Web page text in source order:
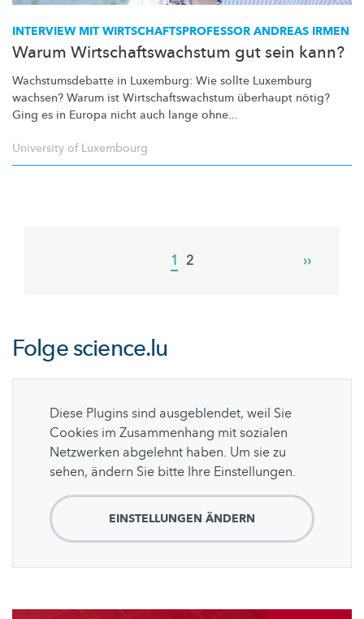
INTERVIEW MIT WIRTSCHAFTSPROFESSOR ANDREAS IRMEN
Warum Wirtschaftswachstum gut sein kann?
Wachstumsdebatte in Luxemburg: Wie sollte Luxemburg
wachsen? Warum ist Wirtschaftswachstum überhaupt nötig?
Ging es in Europa nicht auch lange ohne...
University of Luxembourg
Current
1 Page
2
Next
››
Folgescience.lu
Diese Plugins sind ausgeblendet, weil Sie
Cookies im Zusammenhang mit sozialen
Netzwerken abgelehnt haben. Um sie zu
sehen, ändern Sie bitte Ihre Einstellungen.
EINSTELLUNGEN ÄNDERN